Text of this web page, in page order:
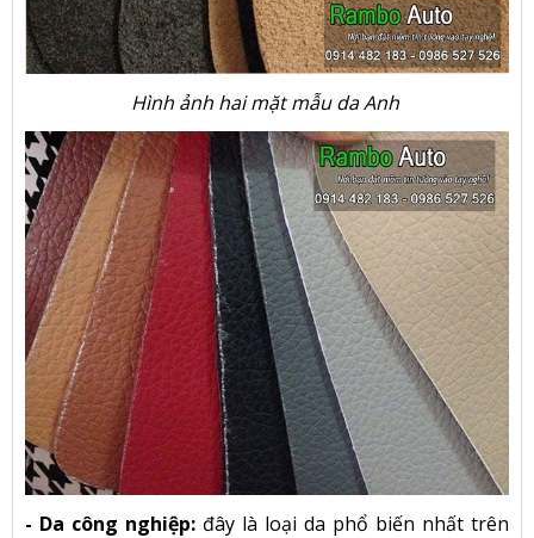
Hình ảnh hai mặt mẫu da Anh
- Da công nghiệp: đây là loại da phổ biến nhất trên